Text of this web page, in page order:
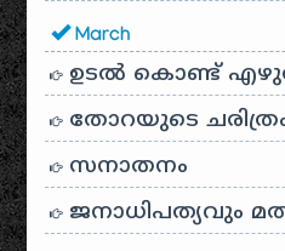
March
ഉടൽ കൊണ്ട്
തോറയുടെ
സനാതനം
ജനാധിപത്യവും